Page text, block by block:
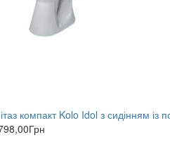
компакт Kolo Idol з сидінням із
Грн